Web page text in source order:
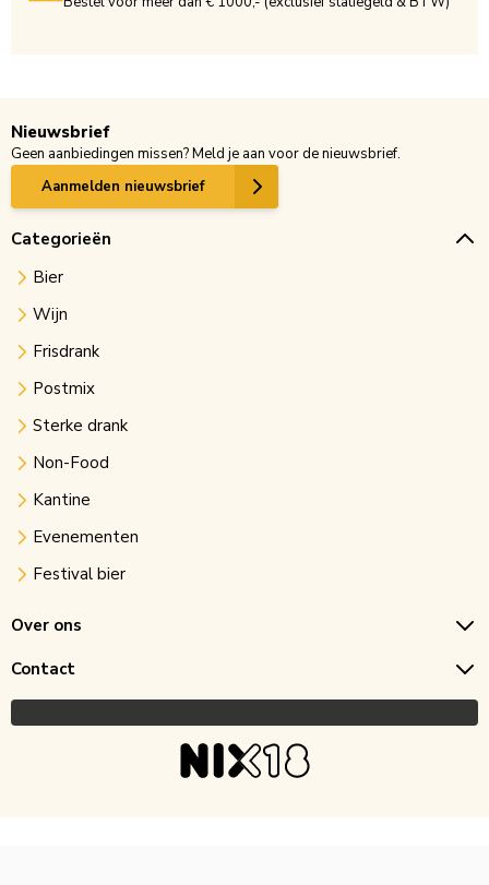
Nieuwsbrief
Geen aanbiedingen missen? Meld je aan voor de nieuwsbrief.
Aanmelden nieuwsbrief
Categorieën
Bier
Wijn
Frisdrank
Postmix
Sterke drank
Non-Food
Kantine
Evenementen
Festival bier
Over ons
Contact